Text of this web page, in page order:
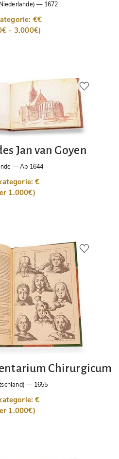
— 1672
€€
- 3.000€)
Jan van Goyen
—Ab 1644
€
1.000€)
Chirurgicum
— 1655
€
1.000€)